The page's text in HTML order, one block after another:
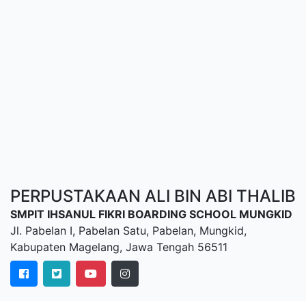
PERPUSTAKAAN ALI BIN ABI THALIB
SMPIT IHSANUL FIKRI BOARDING SCHOOL MUNGKID
Jl. Pabelan I, Pabelan Satu, Pabelan, Mungkid,
Kabupaten Magelang, Jawa Tengah 56511